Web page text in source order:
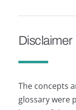
Disclaimer
The concepts
glossary were